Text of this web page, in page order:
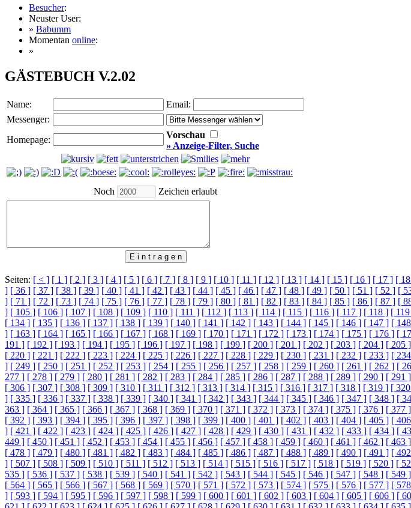
Besucher:
Neuster User:
» Babumm
Momentan online:
»
GÄSTEBUCH V.2.02
Name:
Email:
Messenger:
Homepage:
Vorschau
» Anzeige-Filter, Suche
Noch Zeichen erlaubt
Seiten: [ < ] [ 1 ] [ 2 ] [ 3 ] [ 4 ] [ 5 ] [ 6 ] [ 7 ] [ 8 ] [ 9 ] [ 10 ] [ 11 ] [ 12 ] [ 13 ] [ 14 ] [ 15 ] [ 16 ] [ 17 ] [
] [ 36 ] [ 37 ] [ 38 ] [ 39 ] [ 40 ] [ 41 ] [ 42 ] [ 43 ] [ 44 ] [ 45 ] [ 46 ] [ 47 ] [ 48 ] [ 49 ] [ 50 ] [ 51 ] [ 52 ] [
] [ 71 ] [ 72 ] [ 73 ] [ 74 ] [ 75 ] [ 76 ] [ 77 ] [ 78 ] [ 79 ] [ 80 ] [ 81 ] [ 82 ] [ 83 ] [ 84 ] [ 85 ] [ 86 ] [ 87 ] [
] [ 105 ] [ 106 ] [ 107 ] [ 108 ] [ 109 ] [ 110 ] [ 111 ] [ 112 ] [ 113 ] [ 114 ] [ 115 ] [ 116 ] [ 117 ] [ 118 ] [
[ 134 ] [ 135 ] [ 136 ] [ 137 ] [ 138 ] [ 139 ] [ 140 ] [ 141 ] [ 142 ] [ 143 ] [ 144 ] [ 145 ] [ 146 ] [ 147 ] [
] [ 163 ] [ 164 ] [ 165 ] [ 166 ] [ 167 ] [ 168 ] [ 169 ] [ 170 ] [ 171 ] [ 172 ] [ 173 ] [ 174 ] [ 175 ] [ 176 ] [
191 ] [ 192 ] [ 193 ] [ 194 ] [ 195 ] [ 196 ] [ 197 ] [ 198 ] [ 199 ] [ 200 ] [ 201 ] [ 202 ] [ 203 ] [ 204 ] [ 205 ]
[ 220 ] [ 221 ] [ 222 ] [ 223 ] [ 224 ] [ 225 ] [ 226 ] [ 227 ] [ 228 ] [ 229 ] [ 230 ] [ 231 ] [ 232 ] [ 233 ] [
] [ 249 ] [ 250 ] [ 251 ] [ 252 ] [ 253 ] [ 254 ] [ 255 ] [ 256 ] [ 257 ] [ 258 ] [ 259 ] [ 260 ] [ 261 ] [ 262 ] [
277 ] [ 278 ] [ 279 ] [ 280 ] [ 281 ] [ 282 ] [ 283 ] [ 284 ] [ 285 ] [ 286 ] [ 287 ] [ 288 ] [ 289 ] [ 290 ] [ 291 ]
[ 306 ] [ 307 ] [ 308 ] [ 309 ] [ 310 ] [ 311 ] [ 312 ] [ 313 ] [ 314 ] [ 315 ] [ 316 ] [ 317 ] [ 318 ] [ 319 ] [
] [ 335 ] [ 336 ] [ 337 ] [ 338 ] [ 339 ] [ 340 ] [ 341 ] [ 342 ] [ 343 ] [ 344 ] [ 345 ] [ 346 ] [ 347 ] [ 348 ] [
363 ] [ 364 ] [ 365 ] [ 366 ] [ 367 ] [ 368 ] [ 369 ] [ 370 ] [ 371 ] [ 372 ] [ 373 ] [ 374 ] [ 375 ] [ 376 ] [ 377 ]
[ 392 ] [ 393 ] [ 394 ] [ 395 ] [ 396 ] [ 397 ] [ 398 ] [ 399 ] [ 400 ] [ 401 ] [ 402 ] [ 403 ] [ 404 ] [ 405 ] [
] [ 421 ] [ 422 ] [ 423 ] [ 424 ] [ 425 ] [ 426 ] [ 427 ] [ 428 ] [ 429 ] [ 430 ] [ 431 ] [ 432 ] [ 433 ] [ 434 ] [
449 ] [ 450 ] [ 451 ] [ 452 ] [ 453 ] [ 454 ] [ 455 ] [ 456 ] [ 457 ] [ 458 ] [ 459 ] [ 460 ] [ 461 ] [ 462 ] [ 463 ]
[ 478 ] [ 479 ] [ 480 ] [ 481 ] [ 482 ] [ 483 ] [ 484 ] [ 485 ] [ 486 ] [ 487 ] [ 488 ] [ 489 ] [ 490 ] [ 491 ] [
] [ 507 ] [ 508 ] [ 509 ] [ 510 ] [ 511 ] [ 512 ] [ 513 ] [ 514 ] [ 515 ] [ 516 ] [ 517 ] [ 518 ] [ 519 ] [ 520 ] [
535 ] [ 536 ] [ 537 ] [ 538 ] [ 539 ] [ 540 ] [ 541 ] [ 542 ] [ 543 ] [ 544 ] [ 545 ] [ 546 ] [ 547 ] [ 548 ] [ 549 ]
[ 564 ] [ 565 ] [ 566 ] [ 567 ] [ 568 ] [ 569 ] [ 570 ] [ 571 ] [ 572 ] [ 573 ] [ 574 ] [ 575 ] [ 576 ] [ 577 ] [
] [ 593 ] [ 594 ] [ 595 ] [ 596 ] [ 597 ] [ 598 ] [ 599 ] [ 600 ] [ 601 ] [ 602 ] [ 603 ] [ 604 ] [ 605 ] [ 606 ] [